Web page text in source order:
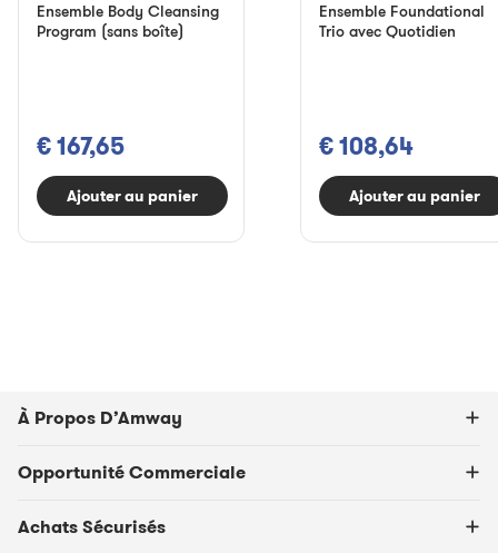
Ensemble Body Cleansing
Program (sans boîte)
€ 167,65
Ajouter au panier
Ensemble Foundational
Trio avec Quotidien
€ 108,64
Ajouter au panier
À Propos D’Amway
Opportunité Commerciale
Achats Sécurisés